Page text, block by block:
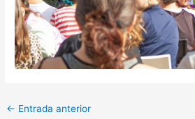
← Entrada anterior